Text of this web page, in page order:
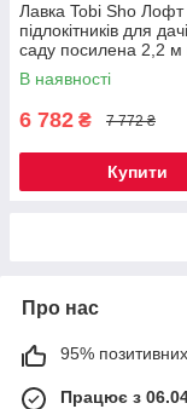
Лавка Tobi Sho Лофт
підлокітників для
саду посилена 2,2 м
горіх
В наявності
6 782 ₴ 7 772 ₴
Купити
Про нас
95% позитивних
Працює з